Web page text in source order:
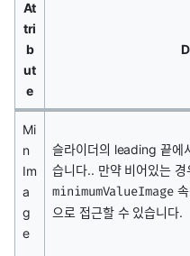
At
tri
b
ut
e
Mi
n
Im
a
g
e
슬라이더의 leading 끝에
습니다.. 만약 비어있는
minimumValueImage속
으로 접근할 수 있습니다.